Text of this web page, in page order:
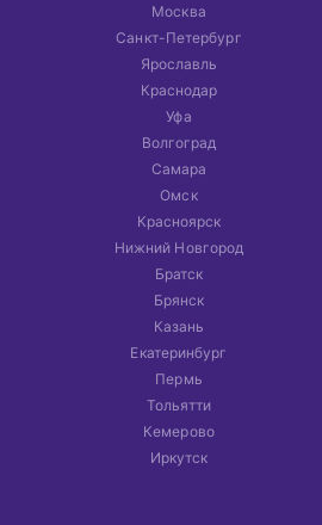
Москва
Санкт-Петербург
Ярославль
Краснодар
Уфа
Волгоград
Самара
Омск
Красноярск
Нижний Новгород
Братск
Брянск
Казань
Екатеринбург
Пермь
Тольятти
Кемерово
Иркутск